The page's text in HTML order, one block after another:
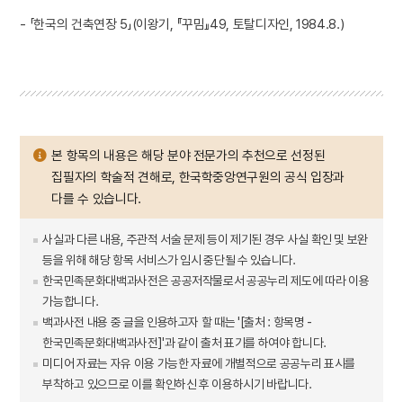
- 「한국의 건축연장 5」(이왕기, 『꾸밈』49, 토탈디자인, 1984.8.)
본 항목의 내용은 해당 분야 전문가의 추천으로 선정된
집필자의 학술적 견해로, 한국학중앙연구원의 공식 입장과
다를 수 있습니다.
사실과 다른 내용, 주관적 서술 문제 등이 제기된 경우 사실 확인 및 보완
등을 위해 해당 항목 서비스가 임시 중단될 수 있습니다.
한국민족문화대백과사전은 공공저작물로서 공공누리 제도에 따라 이용
가능합니다.
백과사전 내용 중 글을 인용하고자 할 때는 '[출처 : 항목명 -
한국민족문화대백과사전]'과 같이 출처 표기를 하여야 합니다.
미디어 자료는 자유 이용 가능한 자료에 개별적으로 공공누리 표시를
부착하고 있으므로 이를 확인하신 후 이용하시기 바랍니다.